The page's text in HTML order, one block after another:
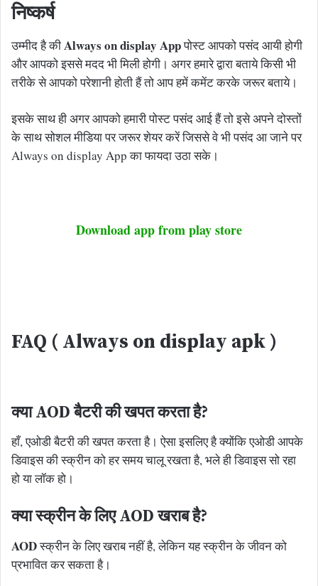
निष्कर्ष
उम्मीद है कीAlways on display Appपोस्ट आपको पसंद आयी होगी
और आपको इससे मदद भी मिली होगी। अगर हमारे द्वारा बताये किसी भी
तरीके से आपको परेशानी होती हैं तो आप हमें कमेंट करके जरूर बताये।
इसके साथ ही अगर आपको हमारी पोस्ट पसंद आई हैं तो इसे अपने दोस्तों
के साथ सोशल मीडिया पर जरूर शेयर करें जिससे वे भी पसंद आ जाने पर
Always on display App का फायदा उठा सके।
Download app from play store
FAQ ( Always on display apk )
क्या AOD बैटरी की खपत करता है?
हाँ, एओडी बैटरी की खपत करता है। ऐसा इसलिए है क्योंकि एओडी आपके
डिवाइस की स्क्रीन को हर समय चालू रखता है, भले ही डिवाइस सो रहा
हो या लॉक हो।
क्या स्क्रीन के लिएAODखराब है?
AODस्क्रीन के लिए खराब नहीं है, लेकिन यह स्क्रीन के जीवन को
प्रभावित कर सकता है।